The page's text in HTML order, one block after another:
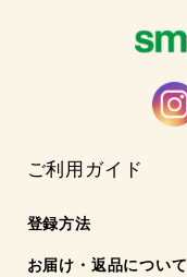
ご利用ガイド
登録方法
お届け・返品について